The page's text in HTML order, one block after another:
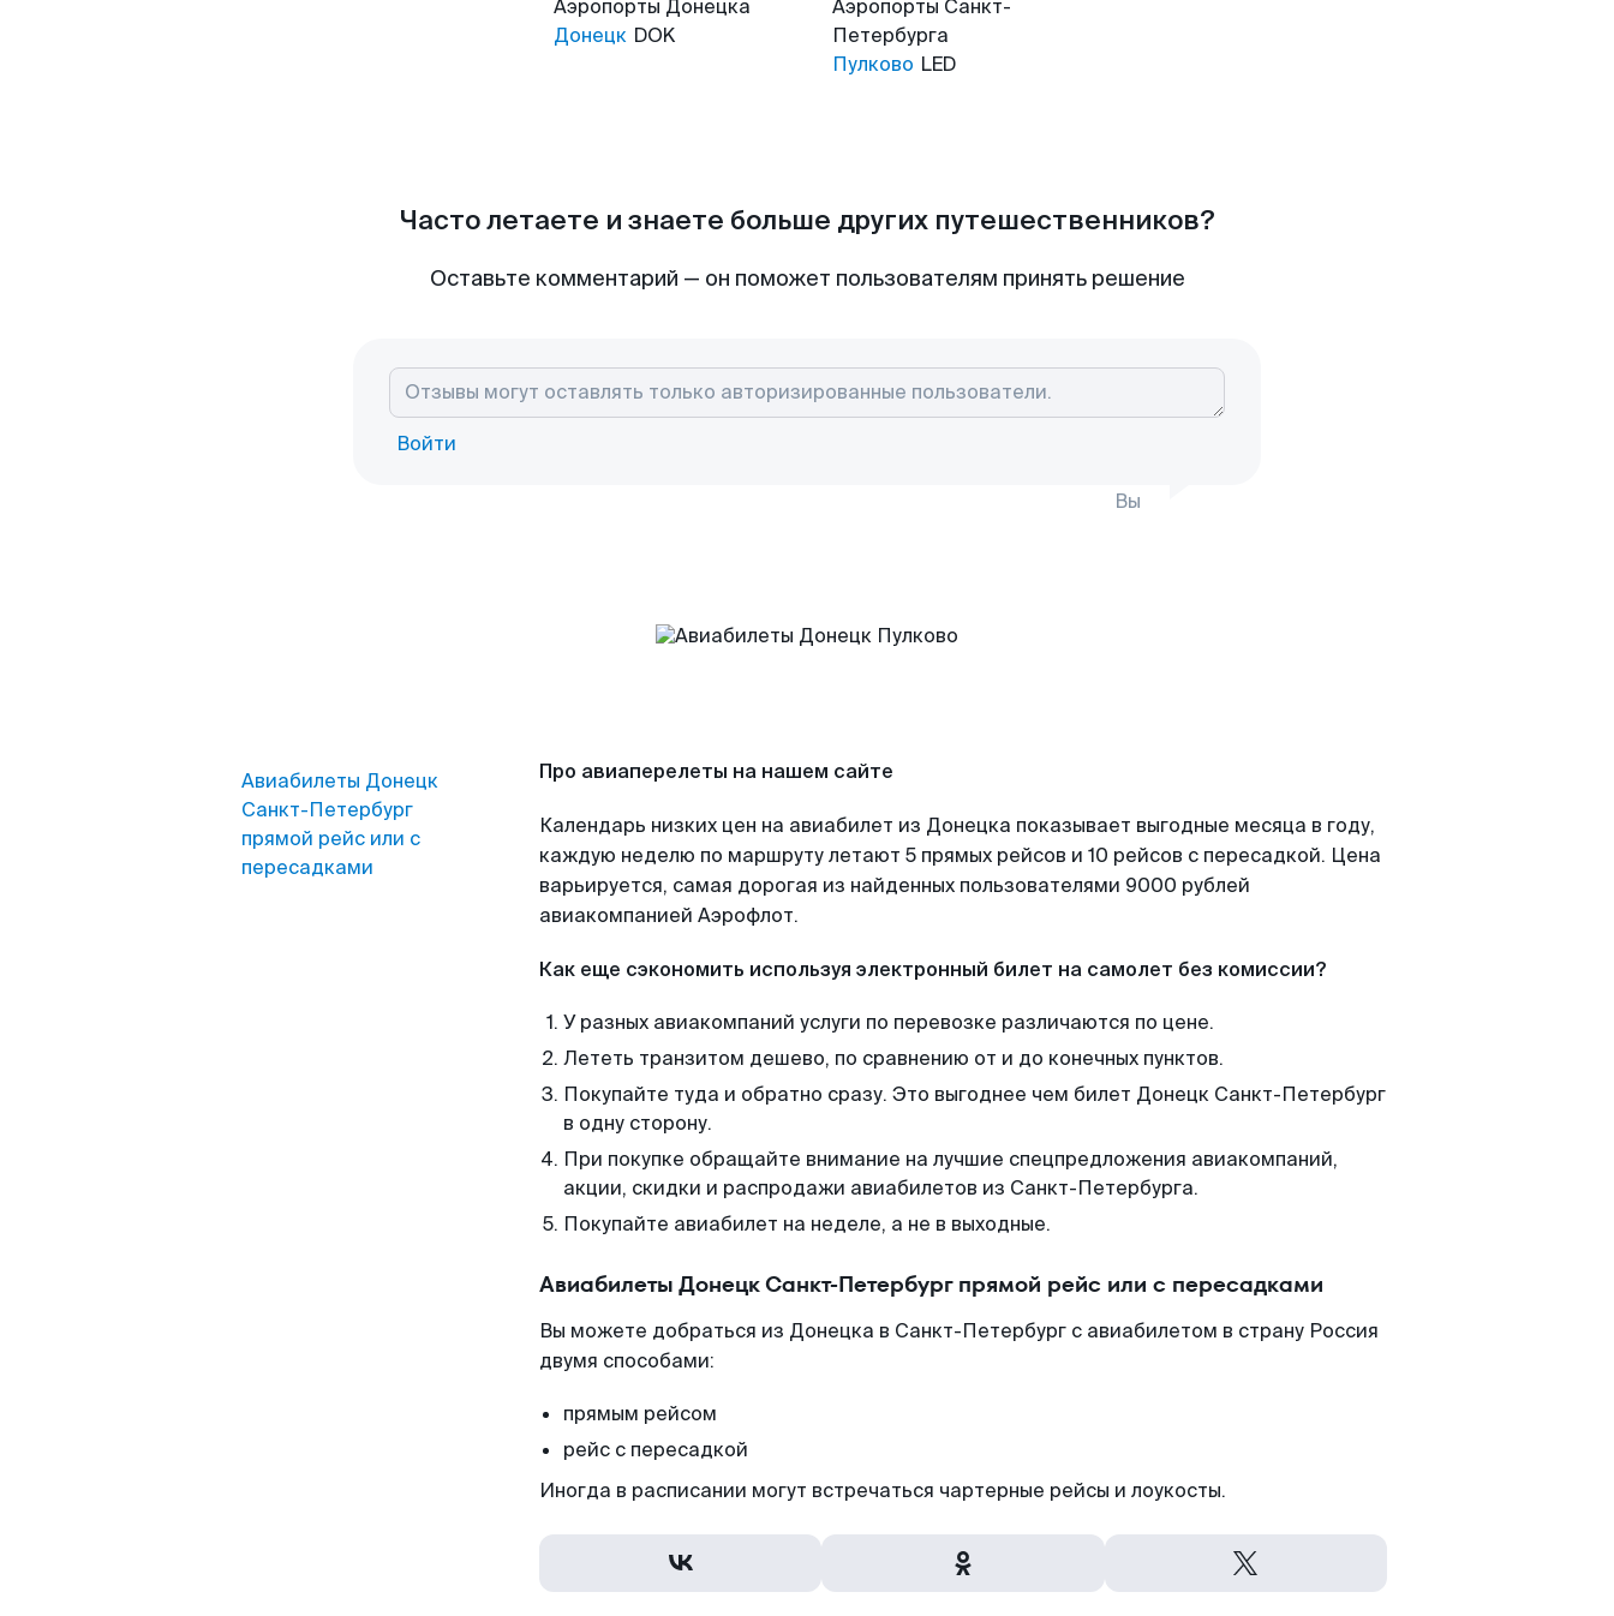
Аэропорты Донецка
Донецк DOK
Аэропорты Санкт-
Петербурга
Пулково LED
Часто летаете и знаете больше других путешественников?
Оставьте комментарий — он поможет пользователям принять решение
Войти
Вы
Авиабилеты Донецк
Санкт-Петербург
прямой рейс или с
пересадками
Про авиаперелеты на нашем сайте
Календарь низких цен на авиабилет из Донецка показывает выгодные месяца в году,
каждую неделю по маршруту летают 5 прямых рейсов и 10 рейсов с пересадкой. Цена
варьируется, самая дорогая из найденных пользователями 9000 рублей
авиакомпанией Аэрофлот.
Как еще сэкономить используя электронный билет на самолет без комиссии?
У разных авиакомпаний услуги по перевозке различаются по цене.
Лететь транзитом дешево, по сравнению от и до конечных пунктов.
Покупайте туда и обратно сразу. Это выгоднее чем билет Донецк Санкт-Петербург
в одну сторону.
При покупке обращайте внимание на лучшие спецпредложения авиакомпаний,
акции, скидки и распродажи авиабилетов из Санкт-Петербурга.
Покупайте авиабилет на неделе, а не в выходные.
Авиабилеты Донецк Санкт-Петербург прямой рейс или с пересадками
Вы можете добраться из Донецка в Санкт-Петербург с авиабилетом в страну Россия
двумя способами:
прямым рейсом
рейс с пересадкой
Иногда в расписании могут встречаться чартерные рейсы и лоукосты.